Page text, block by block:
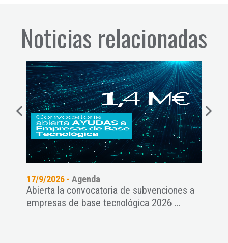
Noticias relacionadas
17/9/2026 -Agenda
Abierta la convocatoria de subvenciones a
empresas de base tecnológica 2026 ...